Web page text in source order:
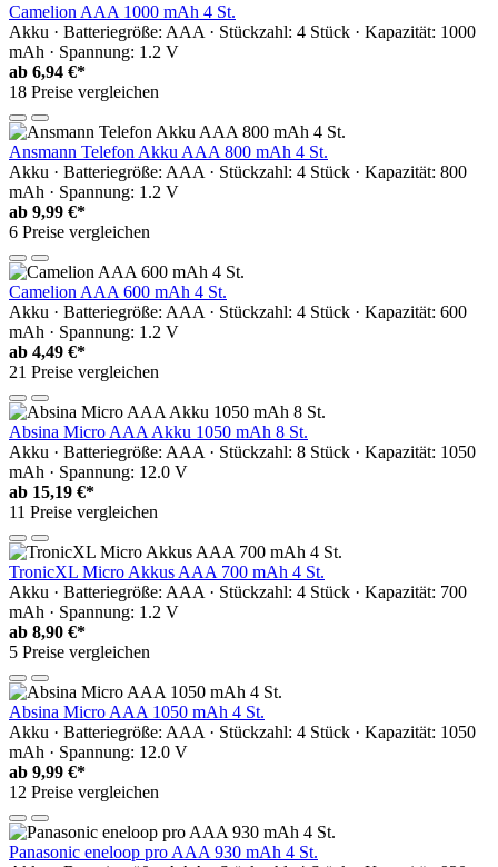
Camelion AAA 1000 mAh 4 St.
Akku · Batteriegröße: AAA · Stückzahl: 4 Stück · Kapazität: 1000
mAh · Spannung: 1.2 V
ab 6,94 €*
18 Preise vergleichen
Ansmann Telefon Akku AAA 800 mAh 4 St.
Akku · Batteriegröße: AAA · Stückzahl: 4 Stück · Kapazität: 800
mAh · Spannung: 1.2 V
ab 9,99 €*
6 Preise vergleichen
Camelion AAA 600 mAh 4 St.
Akku · Batteriegröße: AAA · Stückzahl: 4 Stück · Kapazität: 600
mAh · Spannung: 1.2 V
ab 4,49 €*
21 Preise vergleichen
Absina Micro AAA Akku 1050 mAh 8 St.
Akku · Batteriegröße: AAA · Stückzahl: 8 Stück · Kapazität: 1050
mAh · Spannung: 12.0 V
ab 15,19 €*
11 Preise vergleichen
TronicXL Micro Akkus AAA 700 mAh 4 St.
Akku · Batteriegröße: AAA · Stückzahl: 4 Stück · Kapazität: 700
mAh · Spannung: 1.2 V
ab 8,90 €*
5 Preise vergleichen
Absina Micro AAA 1050 mAh 4 St.
Akku · Batteriegröße: AAA · Stückzahl: 4 Stück · Kapazität: 1050
mAh · Spannung: 12.0 V
ab 9,99 €*
12 Preise vergleichen
Panasonic eneloop pro AAA 930 mAh 4 St.